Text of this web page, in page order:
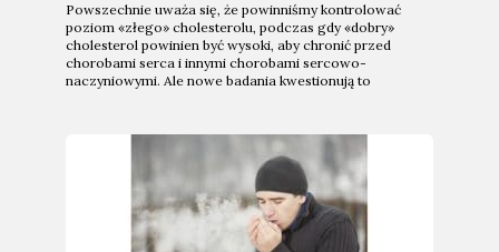
Powszechnie uważa się, że powinniśmy kontrolować
poziom «złego» cholesterolu, podczas gdy «dobry»
cholesterol powinien być wysoki, aby chronić przed
chorobami serca i innymi chorobami sercowo-
naczyniowymi. Ale nowe badania kwestionują to